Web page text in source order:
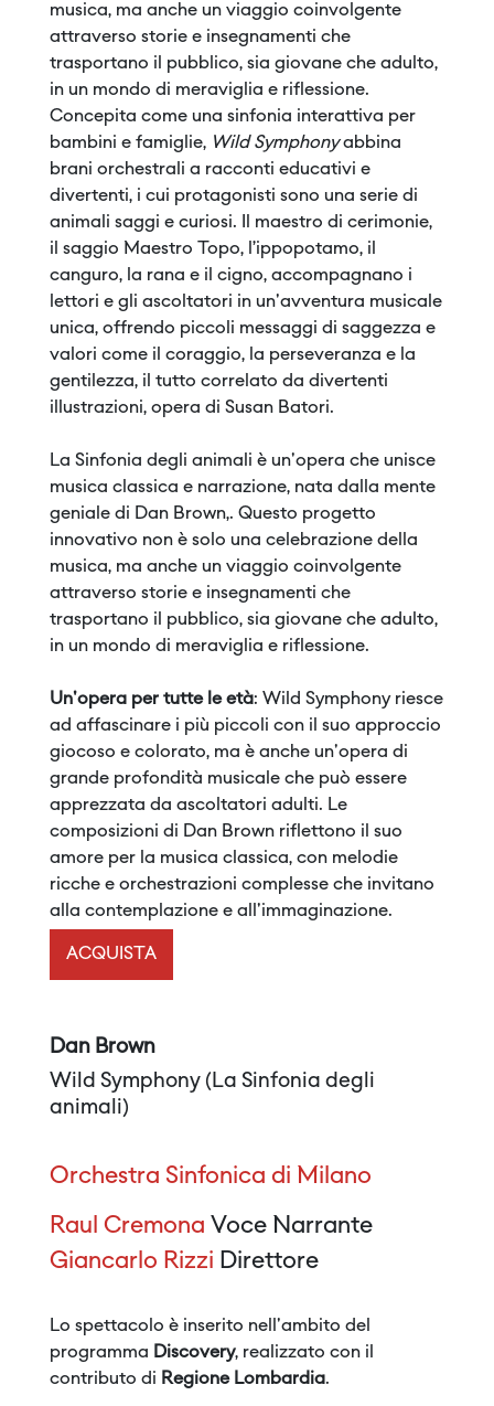
musica, ma anche un viaggio coinvolgente
attraverso storie e insegnamenti che
trasportano il pubblico, sia giovane che adulto,
in un mondo di meraviglia e riflessione.
Concepita come una sinfonia interattiva per
bambini e famiglie, Wild Symphonyabbina
brani orchestrali a racconti educativi e
divertenti, i cui protagonisti sono una serie di
animali saggi e curiosi. Il maestro di cerimonie,
il saggio Maestro Topo, l’ippopotamo, il
canguro, la rana e il cigno, accompagnano i
lettori e gli ascoltatori in un'avventura musicale
unica, offrendo piccoli messaggi di saggezza e
valori come il coraggio, la perseveranza e la
gentilezza, il tutto correlato da divertenti
illustrazioni, opera di Susan Batori.
La Sinfonia degli animali è un'opera che unisce
musica classica e narrazione, nata dalla mente
geniale di Dan Brown,. Questo progetto
innovativo non è solo una celebrazione della
musica, ma anche un viaggio coinvolgente
attraverso storie e insegnamenti che
trasportano il pubblico, sia giovane che adulto,
in un mondo di meraviglia e riflessione.
Un'opera per tutte le età: Wild Symphony riesce
ad affascinare i più piccoli con il suo approccio
giocoso e colorato, ma è anche un'opera di
grande profondità musicale che può essere
apprezzata da ascoltatori adulti. Le
composizioni di Dan Brown riflettono il suo
amore per la musica classica, con melodie
ricche e orchestrazioni complesse che invitano
alla contemplazione e all'immaginazione.
ACQUISTA
Dan Brown
Wild Symphony (La Sinfonia degli
animali)
Orchestra Sinfonica di Milano
Raul Cremona Voce Narrante
Giancarlo Rizzi Direttore
Lo spettacolo è inserito nell'ambito del
programma Discovery, realizzato con il
contributo di Regione Lombardia.